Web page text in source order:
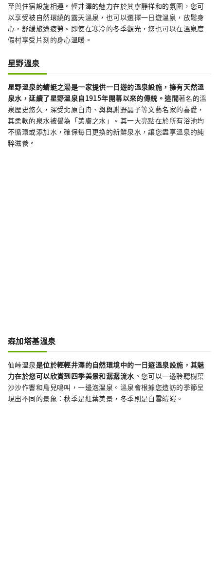
至與住宿設施相連。輕井澤的魅力在於其寧靜祥和的氛圍，您可
以享受被自然環繞的露天溫泉，也可以選擇一日遊溫泉，放鬆身
心，舒緩旅途疲勞。即使在寒冷的冬季觀光，您也可以在溫泉度
假村享受片刻的身心溫暖。
星野溫泉
星野溫泉的蜻蜓之湯是一家提供一日遊的溫泉設施，擁有天然溫
泉水，延續了星野溫泉自1915年開幕以來的傳統。這間著名的溫
泉歷史悠久，深受北原白舟、與與謝野晶子等文藝名家的喜愛，
其柔軟的泉水被譽為「美膚之水」。其一大亮點在於所有浴池均
不循環或添加水，確保每日更換的新鮮泉水，讓您盡享溫泉的純
粹滋養。
森加塔基溫泉
仙峠溫泉是位於輕輕井澤的自然環境中的一日遊溫泉設施，其魅
力在於您可以欣賞到四季美景和潺潺流水 。您可以一邊聆聽樹葉
沙沙作響和鳥兒鳴叫，一邊泡溫泉。溫泉會根據您造訪的季節呈
現出不同的景象：秋季是紅葉美景，冬季則是白雪皚皚。